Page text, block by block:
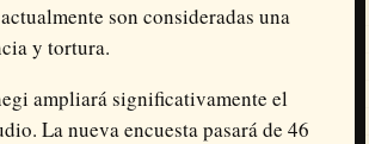
son consideradas una
y tortura.
ampliará significativamente el
La nueva encuesta pasará de 46